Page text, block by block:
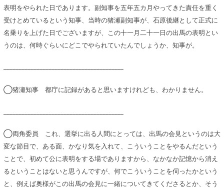
表明をやられた日であります。副知事を五年五カ月やってきた責任を重く
受けとめているという知事、当時の猪瀬副知事が、石原後継として正式に
名乗りを上げた日でございますが、この十一月二十一日の出馬の表明とい
うのは、何時ぐらいにどこでやられていたんでしょうか、知事が。
◯猪瀬知事 都庁に記録があると思いますけれども、わかりません。
◯両角委員 これ、選挙に出る人間にとっては、出馬の会見というのは大
変な節目で、ある面、かなり気を入れて、こういうことをやるんだという
ことで、初めて公に表明をする場でありますから、なかなか記憶から消え
るということはないと思うんですが、何でこういうことを伺ったかという
と、例えば奥様がこの出馬の会見に一緒についてきてくださるとか、そう